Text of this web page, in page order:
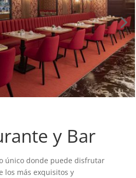
y Bar
único donde puede disfrutar
los más exquisitos y